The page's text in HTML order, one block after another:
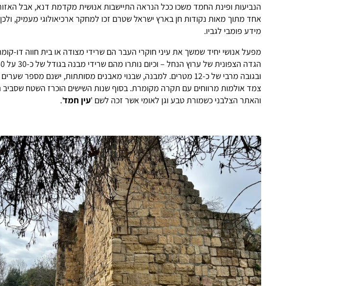
הנביעות ופינת החמד משכו ככל הנראה התיישבות אנושית מקדמת דנא, אבל
אחד מתוך מאות נקודות חן בארץ ישראל שטרם זכו למחקר ארכיאולוגי מעמיק, ולכן
מידע פומבי לגביו.
מפעל אנושי יחיד שמשך את עיני חוקרי העבר הם שרידי מצודה או בית חווה דו-
ובגובה מרבי של כ-12 מטרים. למבנה, שבנוי מאבנים מסותתות, ישנם מספר
צמד אולמות מרווחים עם תקרה מקומרת. בסוף שנות השישים הוכרז השטח שסביב
והאתר הצלבני כשמורת טבע וגן לאומי אשר זכה לשם 'עין חמד'.